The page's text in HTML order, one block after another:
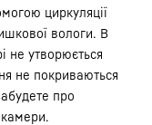
циркуляції
вологи. В
не утворюється
не покриваються
про
камери.